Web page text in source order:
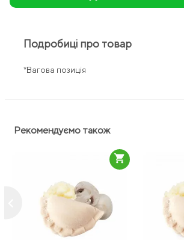
Подробиці про товар
*Вагова позиція
Рекомендуємо також
shopping_cart